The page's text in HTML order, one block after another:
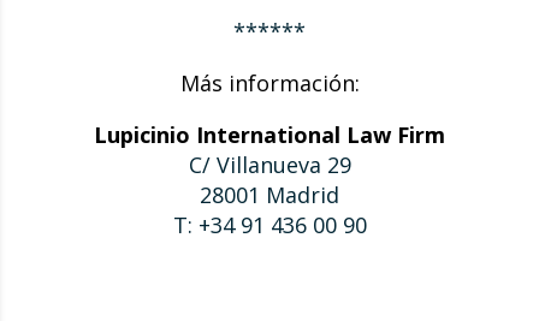
******
Más información:
Lupicinio International Law Firm
C/ Villanueva 29
28001 Madrid
T: +34 91 436 00 90